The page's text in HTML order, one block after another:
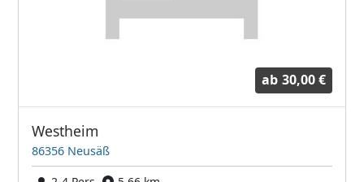
ab 30,00 €
Westheim
86356 Neusäß